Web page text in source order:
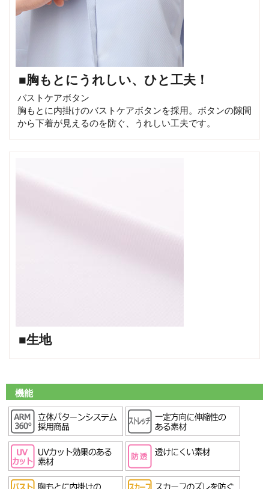
■胸もとにうれしい、ひと工夫！
バストケアボタン
胸もとに内掛けのバストケアボタンを採用。ボタンの隙間
から下着が見えるのを防ぐ、うれしい工夫です。
■生地
機能